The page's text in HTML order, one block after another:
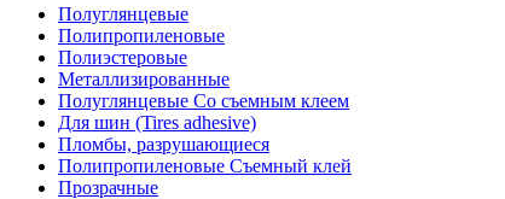
Полуглянцевые
Полипропиленовые
Полиэстеровые
Металлизированные
Полуглянцевые Со съемным клеем
Для шин (Tires adhesive)
Пломбы, разрушающиеся
Полипропиленовые Съемный клей
Прозрачные